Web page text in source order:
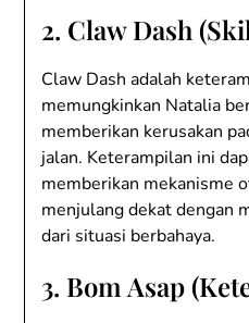
2. Claw Dash
Claw Dash adalah
memungkinkan Natalia
memberikan kerusakan
jalan. Keterampilan ini
memberikan mekanisme
menjulang dekat dengan
dari situasi berbahaya.
3. Bom Asap